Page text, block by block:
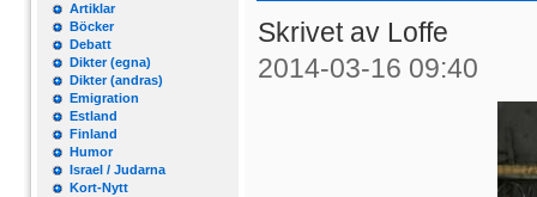
Artiklar
Böcker
Debatt
Dikter (egna)
Dikter (andras)
Emigration
Estland
Finland
Humor
Israel / Judarna
Kort-Nytt
Skrivet av Loffe
2014-03-16 09:40